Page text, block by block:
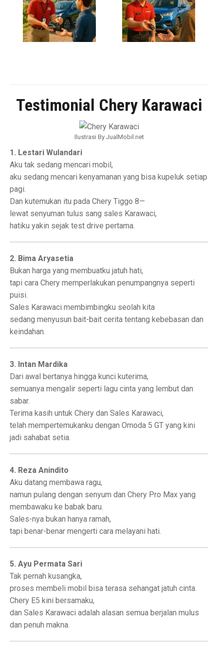
Testimonial Chery Karawaci
Ilustrasi By JualMobil.net
1. Lestari Wulandari
Aku tak sedang mencari mobil,
aku sedang mencari kenyamanan yang bisa kupeluk setiap
pagi.
Dan kutemukan itu pada Chery Tiggo 8—
lewat senyuman tulus sang sales Karawaci,
hatiku yakin sejak test drive pertama.
2. Bima Aryasetia
Bukan harga yang membuatku jatuh hati,
tapi cara Chery memperlakukan penumpangnya seperti
puisi.
Sales Karawaci membimbingku seolah kita
sedang menyusun bait-bait cerita tentang kebebasan dan
keindahan.
3. Intan Mardika
Dari awal bertanya hingga kunci kuterima,
semuanya mengalir seperti lagu cinta yang lembut dan
sabar.
Terima kasih untuk Chery dan Sales Karawaci,
telah mempertemukanku dengan Omoda 5 GT yang kini
jadi sahabat setia.
4. Reza Anindito
Aku datang membawa ragu,
namun pulang dengan senyum dan Chery Pro Max yang
membawaku ke babak baru.
Sales-nya bukan hanya ramah,
tapi benar-benar mengerti cara melayani hati.
5. Ayu Permata Sari
Tak pernah kusangka,
proses membeli mobil bisa terasa sehangat jatuh cinta.
Chery E5 kini bersamaku,
dan Sales Karawaci adalah alasan semua berjalan mulus
dan penuh makna.